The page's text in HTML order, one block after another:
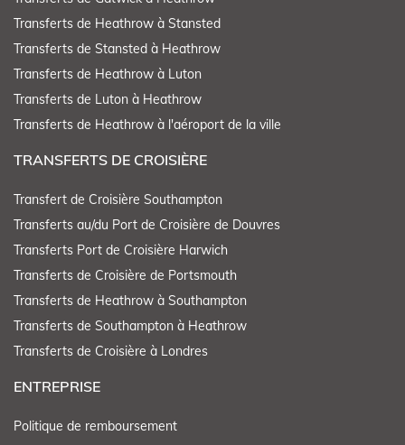
Transferts de Heathrow à Stansted
Transferts de Stansted à Heathrow
Transferts de Heathrow à Luton
Transferts de Luton à Heathrow
Transferts de Heathrow à l'aéroport de la ville
TRANSFERTS DE CROISIÈRE
Transfert de Croisière Southampton
Transferts au/du Port de Croisière de Douvres
Transferts Port de Croisière Harwich
Transferts de Croisière de Portsmouth
Transferts de Heathrow à Southampton
Transferts de Southampton à Heathrow
Transferts de Croisière à Londres
ENTREPRISE
Politique de remboursement